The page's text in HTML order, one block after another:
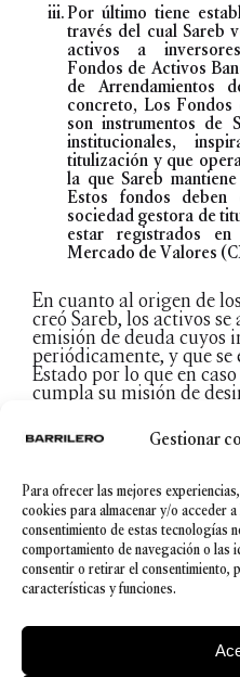
Gestionar
Para ofrecer las mejores
cookies para almacenar y/o acceder
consentimiento de estas tecnologías
comportamiento de navegación o las
consentir o retirar el consentimiento,
características y funciones.
Por último tiene
través del cual Sareb
activos a
Fondos de Activos
de Arrendamientos
concreto, Los
son instrumentos de
institucionales,
titulización y que
la que Sareb
Estos fondos deben
sociedad gestora de
estar registrados
Mercado de Valores
En cuanto al origen de
creó Sareb, los activos
emisión de deuda cuyos
periódicamente, y que
Estado por lo que en
cumpla su misión de
públicas como garante.
momento, según la
de pago, por lo que se
exigencias objetivos de
constituido.